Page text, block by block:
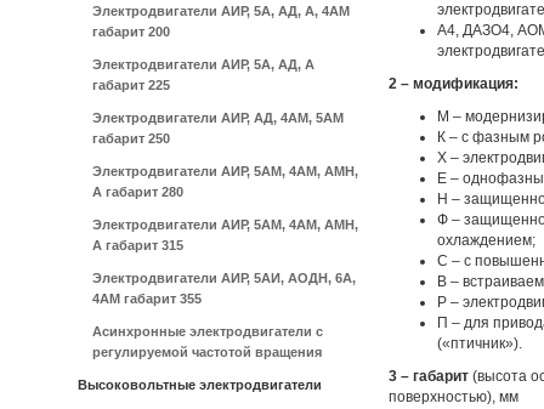
Электродвигатели АИР, 5А, АД, А, 4АМ
габарит 200
Электродвигатели АИР, 5А, АД, А
габарит 225
Электродвигатели АИР, АД, 4АМ, 5АМ
габарит 250
Электродвигатели АИР, 5АМ, 4АМ, АМН,
А габарит 280
Электродвигатели АИР, 5АМ, 4АМ, АМН,
А габарит 315
Электродвигатели АИР, 5АИ, АОДН, 6А,
4АМ габарит 355
Асинхронные электродвигатели с
регулируемой частотой вращения
Высоковольтные электродвигатели
А4, ДАЗО4,
2 – модификация:
М –
К – с фазным
Х –
Е –
Н –
Ф –
охлаждением;
С – с
В –
Р –
П – для
(«птичник»).
3 – габарит (высота
поверхностью), мм